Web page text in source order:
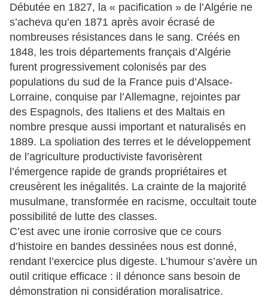
Débutée en 1827, la « pacification » de l’Algérie ne
s’acheva qu’en 1871 après avoir écrasé de
nombreuses résistances dans le sang. Créés en
1848, les trois départements français d’Algérie
furent progressivement colonisés par des
populations du sud de la France puis d’Alsace-
Lorraine, conquise par l’Allemagne, rejointes par
des Espagnols, des Italiens et des Maltais en
nombre presque aussi important et naturalisés en
1889. La spoliation des terres et le développement
de l’agriculture productiviste favorisèrent
l’émergence rapide de grands propriétaires et
creusèrent les inégalités. La crainte de la majorité
musulmane, transformée en racisme, occultait toute
possibilité de lutte des classes.
C’est avec une ironie corrosive que ce cours
d’histoire en bandes dessinées nous est donné,
rendant l’exercice plus digeste. L’humour s’avère un
outil critique efficace : il dénonce sans besoin de
démonstration ni considération moralisatrice.